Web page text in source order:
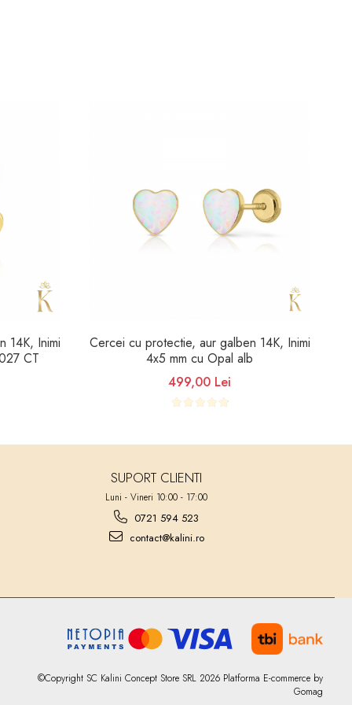
14K, Inimi
CT
Cercei cu protectie, aur galben 14K, Inimi
4x5 mm cu Opal alb
499,00 Lei
SUPORT CLIENTI
Luni - Vineri 10:00 - 17:00
0721 594 523
contact@kalini.ro
©Copyright SC Kalini Concept Store SRL 2026 Platforma E-commerce by
Gomag